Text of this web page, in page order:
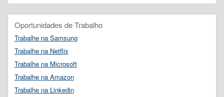
Oportunidades de Trabalho
Trabalhe na Samsung
Trabalhe na Netflix
Trabalhe na Microsoft
Trabalhe na Amazon
Trabalhe na Linkedin